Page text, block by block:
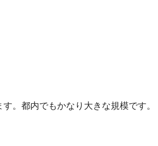
。都内でもかなり大きな規模です。